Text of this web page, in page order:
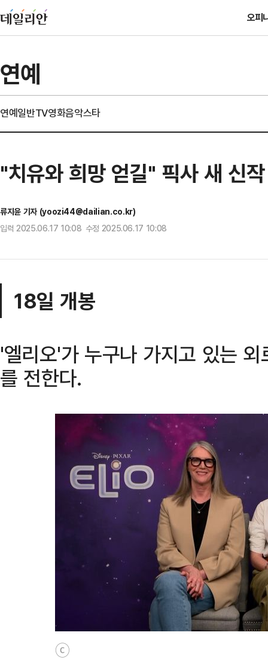
오피
연예
연예일반TV영화음악스타
"치유와 희망 얻길" 픽사 새 신
류지윤 기자 (yoozi44@dailian.co.kr)
입력 2025.06.17 10:08 수정 2025.06.17 10:08
18일 개봉
'엘리오'가 누구나 가지고 있는
를 전한다.
ⓒ